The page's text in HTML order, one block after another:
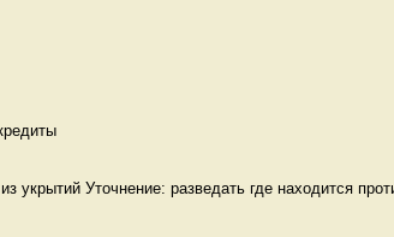
укрытий Уточнение: разведать где находится